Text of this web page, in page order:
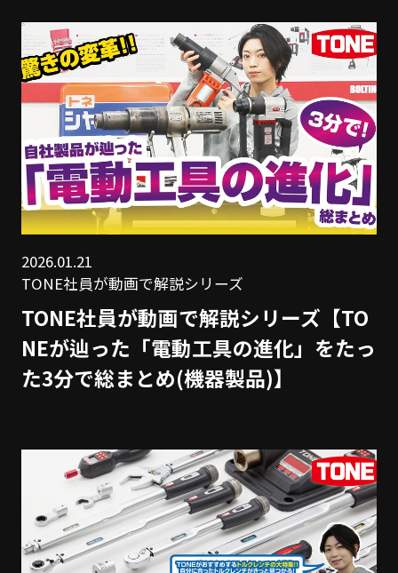
2026.01.21
TONE社員が動画で解説シリーズ
TONE社員が動画で解説シリーズ【TO
NEが辿った「電動工具の進化」をたっ
た3分で総まとめ(機器製品)】